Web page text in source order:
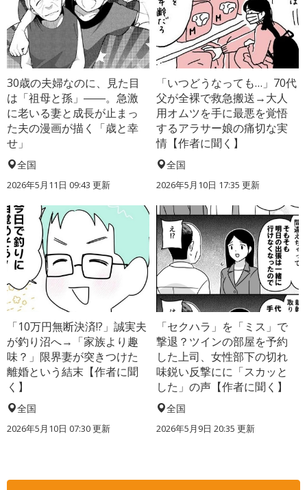
30歳の夫婦なのに、見た目
は「祖母と孫」――。急激
に老いる妻と成長が止まっ
た夫の漫画が描く「歳と幸
せ」
全国
2026年5月11日 09:43 更新
「いつどうなっても…」70代
父が全裸で救急搬送→大人
用オムツを手に最悪を覚悟
するアラサー娘の痛切な実
情【作者に聞く】
全国
2026年5月10日 17:35 更新
「10万円無断決済!?」誠実夫
が釣り沼へ→「家族より趣
味？」限界妻が突きつけた
離婚という結末【作者に聞
く】
全国
2026年5月10日 07:30 更新
「セクハラ」を「ミス」で
撃退？ツインの部屋を予約
した上司、女性部下の切れ
味鋭い反撃にに「スカッと
した」の声【作者に聞く】
全国
2026年5月9日 20:35 更新